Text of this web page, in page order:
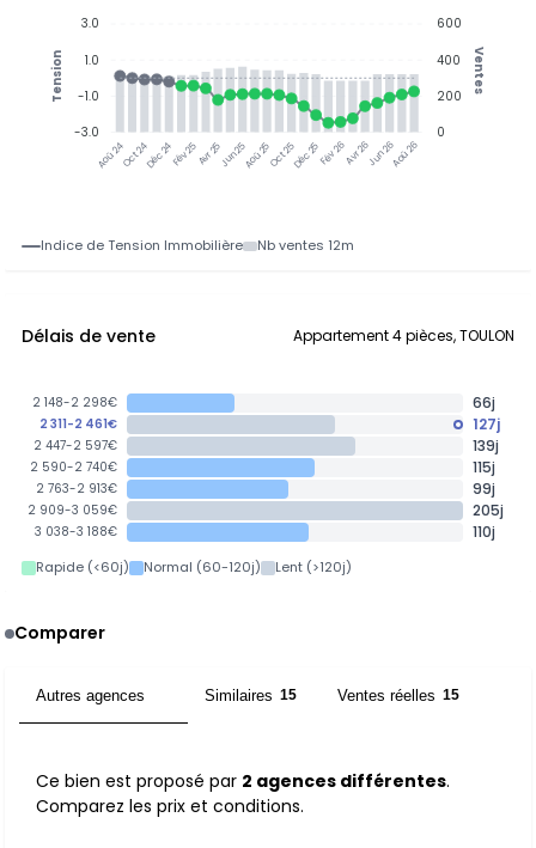
Aoû 24Oct 24Déc 24Fév 25Avr 25Jun 25Aoû 25Oct 25Déc 25Fév 26Avr 26Jun 26Aoû 26
600
400
200
0
Ventes
3.0
1.0
-1.0
-3.0
Tension
Indice de Tension Immobilière Nb ventes 12m
Délais de vente Appartement 4 pièces, TOULON
2 148-2 298€ 66j
2 311-2 461€ 127j
2 447-2 597€ 139j
2 590-2 740€ 115j
2 763-2 913€ 99j
2 909-3 059€ 205j
3 038-3 188€ 110j
Rapide (<60j) Normal (60-120j) Lent (>120j)
Comparer
Autres agences Similaires 15 Ventes réelles 15
Ce bien est proposé par 2 agences différentes.
Comparez les prix et conditions.